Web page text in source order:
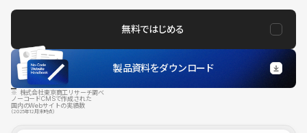
無料ではじめる
製品資料をダウンロード
※ 株式会社東京商工リサーチ調べ
ノーコードCMSで作成された
国内のWebサイトの実績数
（2025年12月末時点）